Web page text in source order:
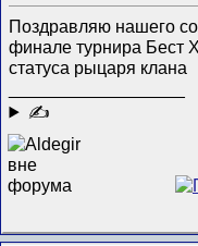
Поздравляю нашего
финале турнира Бест
статуса рыцаря клана
✍